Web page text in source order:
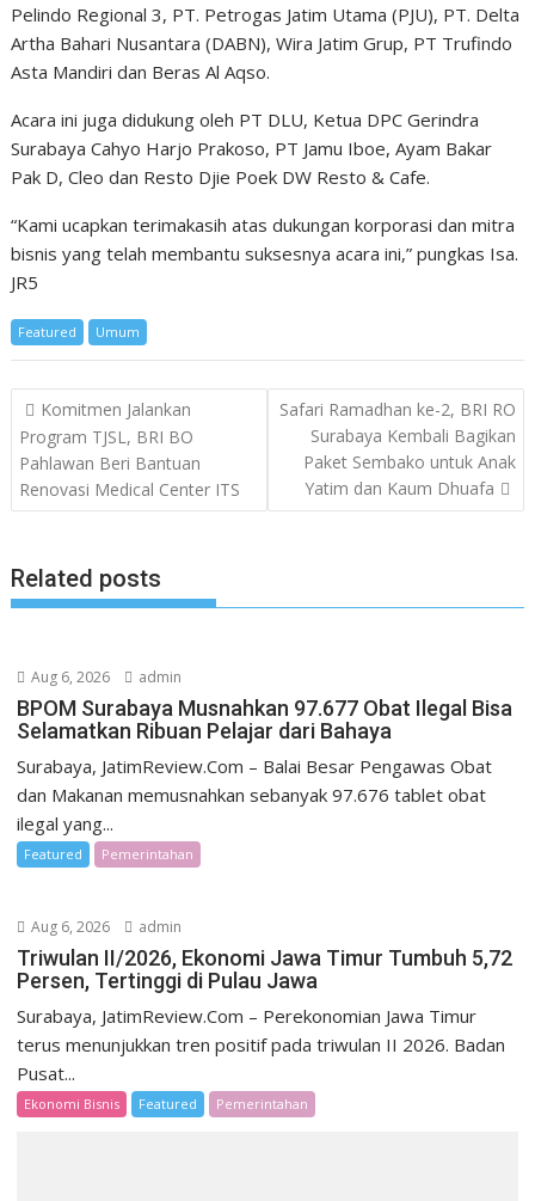
Pelindo Regional 3, PT. Petrogas Jatim Utama (PJU), PT. Delta
Artha Bahari Nusantara (DABN), Wira Jatim Grup, PT Trufindo
Asta Mandiri dan Beras Al Aqso.
Acara ini juga didukung oleh PT DLU, Ketua DPC Gerindra
Surabaya Cahyo Harjo Prakoso, PT Jamu Iboe, Ayam Bakar
Pak D, Cleo dan Resto Djie Poek DW Resto & Cafe.
“Kami ucapkan terimakasih atas dukungan korporasi dan mitra
bisnis yang telah membantu suksesnya acara ini,” pungkas Isa.
JR5
Featured Umum
Post
navigation
Komitmen Jalankan
Program TJSL, BRI BO
Pahlawan Beri Bantuan
Renovasi Medical Center ITS
Safari Ramadhan ke-2, BRI RO
Surabaya Kembali Bagikan
Paket Sembako untuk Anak
Yatim dan Kaum Dhuafa
Related posts
Aug 6, 2026 admin
BPOM Surabaya Musnahkan 97.677 Obat Ilegal Bisa
Selamatkan Ribuan Pelajar dari Bahaya
Surabaya, JatimReview.Com – Balai Besar Pengawas Obat
dan Makanan memusnahkan sebanyak 97.676 tablet obat
ilegal yang...
Featured Pemerintahan
Aug 6, 2026 admin
Triwulan II/2026, Ekonomi Jawa Timur Tumbuh 5,72
Persen, Tertinggi di Pulau Jawa
Surabaya, JatimReview.Com – Perekonomian Jawa Timur
terus menunjukkan tren positif pada triwulan II 2026. Badan
Pusat...
Ekonomi Bisnis Featured Pemerintahan